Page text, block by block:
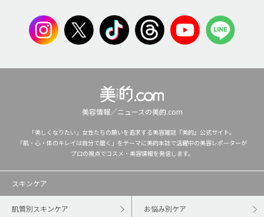
美容情報／ニュースの美的.com
「美しくなりたい」女性たちの願いを追求する美容雑誌『美的』公式サイト。
「肌・心・体のキレイは自分で磨く」をテーマに美的本誌で活躍中の美容レポーターが
プロの視点でコスメ・美容情報を発信します。
スキンケア
肌質別スキンケア お悩み別ケア